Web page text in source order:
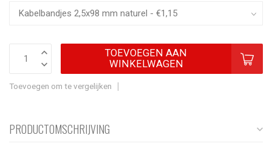
TOEVOEGEN AAN
WINKELWAGEN
Toevoegen om te vergelijken
PRODUCTOMSCHRIJVING